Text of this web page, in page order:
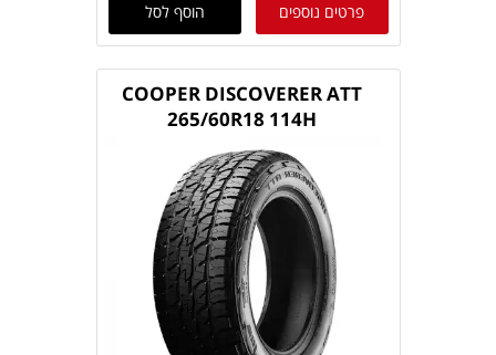
פרטים נוספים הוסף לסל
COOPER DISCOVERER ATT
265/60R18 114H